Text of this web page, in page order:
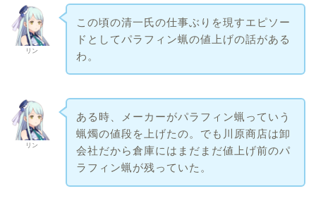
リン
この頃の清一氏の仕事ぶりを現すエピソー
ドとしてパラフィン蝋の値上げの話がある
わ。
リン
ある時、メーカーがパラフィン蝋っていう
蝋燭の値段を上げたの。でも川原商店は卸
会社だから倉庫にはまだまだ値上げ前のパ
ラフィン蝋が残っていた。